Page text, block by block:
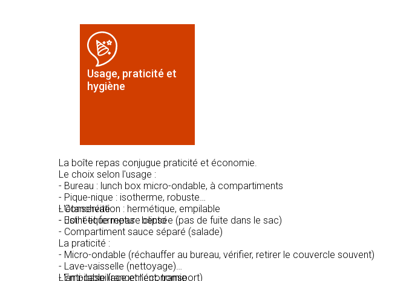
Usage, praticité et
hygiène
La boîte repas conjugue praticité et économie.
Le choix selon l'usage :
- Bureau : lunch box micro-ondable, à compartiments
- Pique-nique : isotherme, robuste
- Conservation : hermétique, empilable
- Esthétique repas : bento
L'étanchéité :
- Joint et fermeture clipsée (pas de fuite dans le sac)
- Compartiment sauce séparé (salade)
La praticité :
- Micro-ondable (réchauffer au bureau, vérifier, retirer le couvercle souvent)
- Lave-vaisselle (nettoyage)
- Empilable (rangement, transport)
L'anti-gaspillage et l'économie :